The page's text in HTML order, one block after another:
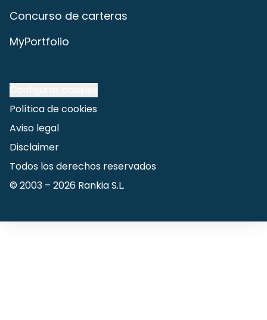
Concurso de carteras
MyPortfolio
Política de cookies
Aviso legal
Disclaimer
Todos los derechos reservados
© 2003 – 2026 Rankia S.L.